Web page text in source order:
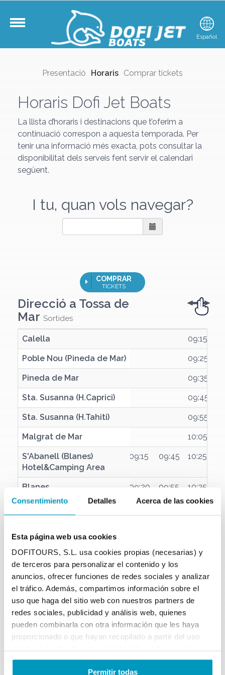
Consentimiento Detalles Acerca de las cookies
Esta página web usa cookies
DOFITOURS, S.L. usa cookies propias (necesarias) y
de terceros para personalizar el contenido y los
anuncios, ofrecer funciones de redes sociales y analizar
el tráfico. Además, compartimos información sobre el
uso que haga del sitio web con nuestros partners de
redes sociales, publicidad y análisis web, quienes
pueden combinarla con otra información que les haya
proporcionado o que hayan recopilado a partir del uso
Permitir todas
Català Español
Presentació Horaris Comprar tickets
Horaris Dofi Jet Boats
La llista d’horaris i destinacions que t’oferim a
continuació correspon a aquesta temporada. Per
tenir una informació més exacta, pots consultar la
disponibilitat dels serveis fent servir el calendari
següent.
I tu, quan vols navegar?
COMPRAR
TICKETS
Direcció a Tossa de
Mar Sortides
Calella
Poble Nou (Pineda de Mar)
Pineda de Mar
Sta. Susanna (H.Caprici)
Sta. Susanna (H.Tahiti)
Malgrat de Mar
S'Abanell (Blanes)
Hotel&Camping Area
Blanes
Sta. Cristina
Cala Canyelles
Tossa de Mar
Calella 09:15
Poble Nou (Pineda de Mar) 09:25
Pineda de Mar 09:35
Sta. Susanna (H.Caprici) 09:45
Sta. Susanna (H.Tahiti) 09:55
Malgrat de Mar 10:05
S'Abanell (Blanes)
Hotel&Camping Area
09:15 09:45 10:25
Blanes 09:20 09:55 10:35
Sta. Cristina 09:30 10:10 10:45
Cala Canyelles 10:40
Tossa de Mar 10:35 11:25 11:50
Direcció aCalellaSortides
Tossa de Mar
Tossa de Mar 10:45 11:40 12:05
11:25